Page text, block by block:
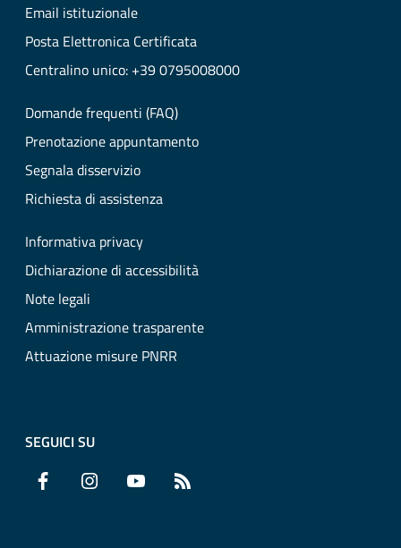
Email istituzionale
Posta Elettronica Certificata
Centralino unico: +39 0795008000
Domande frequenti (FAQ)
Prenotazione appuntamento
Segnala disservizio
Richiesta di assistenza
Informativa privacy
Dichiarazione di accessibilità
Note legali
Amministrazione trasparente
Attuazione misure PNRR
SEGUICI SU
Facebook Instagram YouTube